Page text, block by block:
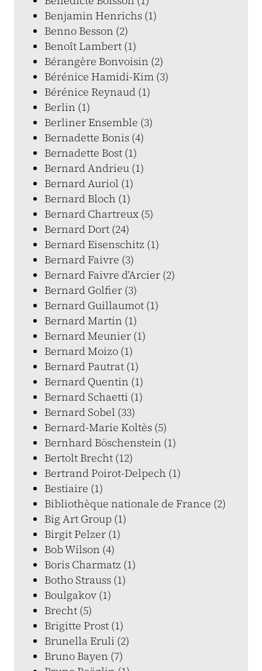
Benjamin Henrichs (1)
Benno Besson (2)
Benoît Lambert (1)
Bérangère Bonvoisin (2)
Bérénice Hamidi-Kim (3)
Bérénice Reynaud (1)
Berlin (1)
Berliner Ensemble (3)
Bernadette Bonis (4)
Bernadette Bost (1)
Bernard Andrieu (1)
Bernard Auriol (1)
Bernard Bloch (1)
Bernard Chartreux (5)
Bernard Dort (24)
Bernard Eisenschitz (1)
Bernard Faivre (3)
Bernard Faivre d’Arcier (2)
Bernard Golfier (3)
Bernard Guillaumot (1)
Bernard Martin (1)
Bernard Meunier (1)
Bernard Moizo (1)
Bernard Pautrat (1)
Bernard Quentin (1)
Bernard Schaetti (1)
Bernard Sobel (33)
Bernard-Marie Koltès (5)
Bernhard Böschenstein (1)
Bertolt Brecht (12)
Bertrand Poirot-Delpech (1)
Bestiaire (1)
Bibliothèque nationale de France (2)
Big Art Group (1)
Birgit Pelzer (1)
Bob Wilson (4)
Boris Charmatz (1)
Botho Strauss (1)
Boulgakov (1)
Brecht (5)
Brigitte Prost (1)
Brunella Eruli (2)
Bruno Bayen (7)